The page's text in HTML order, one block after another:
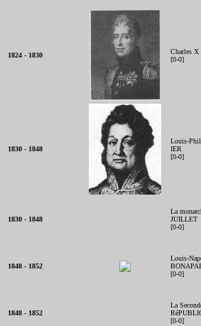
1824 - 1830
Charles X
[0-0]
1830 - 1848
Louis-
IER
[0-0]
1830 - 1848
La
JUILLET
[0-0]
1848 - 1852
Louis-
[0-0]
1848 - 1852
La
[0-0]